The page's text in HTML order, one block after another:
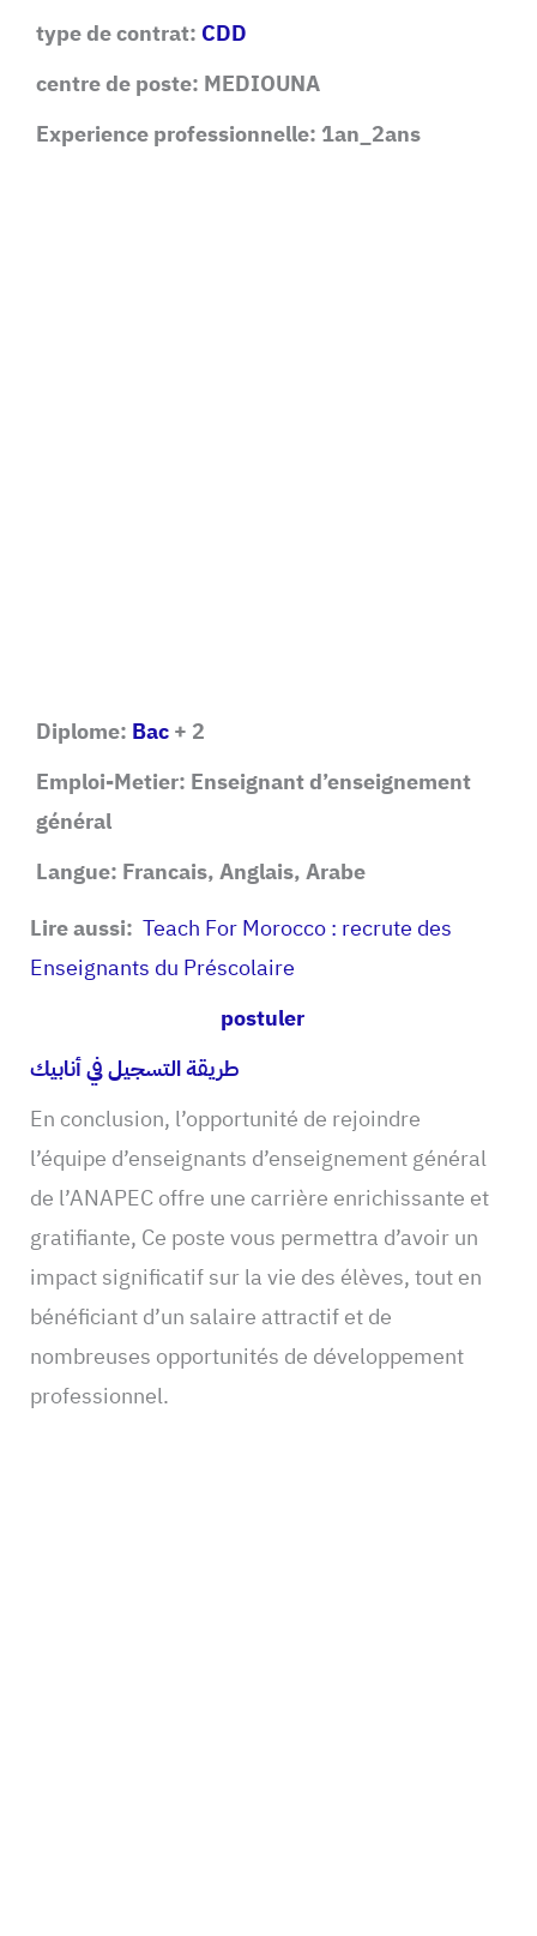
type de contrat: CDD
centre de poste: MEDIOUNA
Experience professionnelle: 1an_2ans
Diplome: Bac+ 2
Emploi-Metier: Enseignant d’enseignement
général
Langue: Francais, Anglais, Arabe
Lire aussi: Teach For Morocco : recrute des
Enseignants du Préscolaire
postuler
طريقة التسجيل في أنابيك
En conclusion, l’opportunité de rejoindre
l’équipe d’enseignants d’enseignement général
de l’ANAPEC offre une carrière enrichissante et
gratifiante, Ce poste vous permettra d’avoir un
impact significatif sur la vie des élèves, tout en
bénéficiant d’un salaire attractif et de
nombreuses opportunités de développement
professionnel.